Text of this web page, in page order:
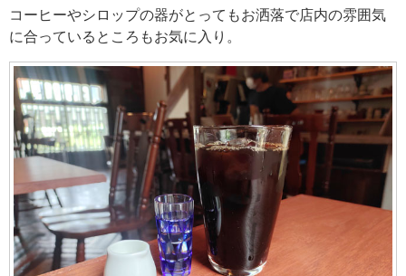
コーヒーやシロップの器がとってもお洒落で店内の雰囲気
に合っているところもお気に入り。